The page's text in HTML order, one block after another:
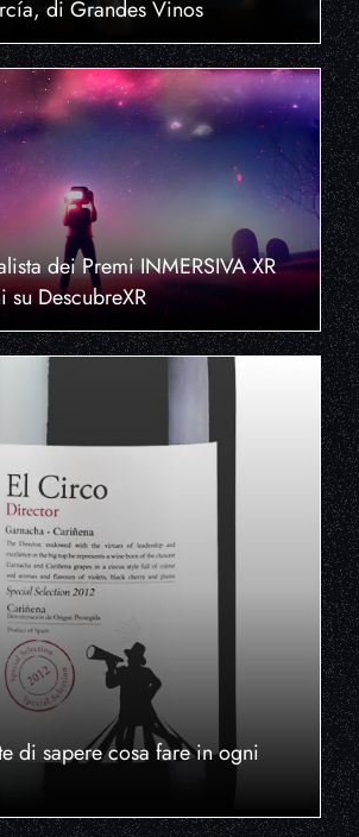
di Grandes Vinos
dei Premi INMERSIVA XR
su DescubreXR
di sapere cosa fare in ogni